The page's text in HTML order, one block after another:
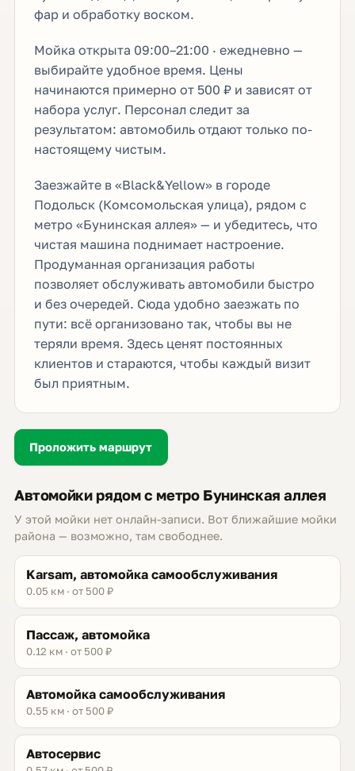
фар и обработку воском.
Мойка открыта 09:00–21:00 · ежедневно —
выбирайте удобное время. Цены
начинаются примерно от 500 ₽ и зависят от
набора услуг. Персонал следит за
результатом: автомобиль отдают только по-
настоящему чистым.
Заезжайте в «Black&Yellow» в городе
Подольск (Комсомольская улица), рядом с
метро «Бунинская аллея» — и убедитесь, что
чистая машина поднимает настроение.
Продуманная организация работы
позволяет обслуживать автомобили быстро
и без очередей. Сюда удобно заезжать по
пути: всё организовано так, чтобы вы не
теряли время. Здесь ценят постоянных
клиентов и стараются, чтобы каждый визит
был приятным.
Проложить маршрут
Автомойки рядом с метро Бунинская аллея
У этой мойки нет онлайн-записи. Вот ближайшие мойки
района — возможно, там свободнее.
Karsam, автомойка самообслуживания
0.05 км · от 500 ₽
Пассаж, автомойка
0.12 км · от 500 ₽
Автомойка самообслуживания
0.55 км · от 500 ₽
Автосервис